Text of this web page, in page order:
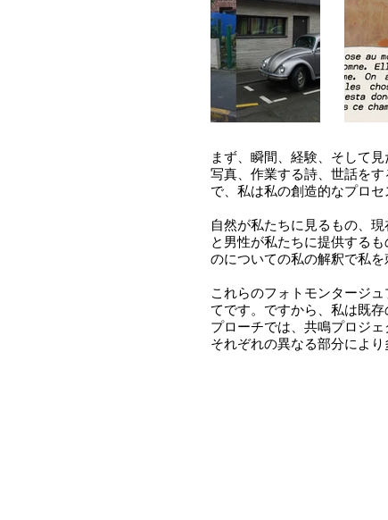
まず、瞬間、経験、そして
写真、作業する詩、世話を
で、私は私の創造的なプロ
自然が私たちに見るもの、
と男性が私たちに提供する
のについての私の解釈で私を
これらのフォトモンタージ
てです。ですから、私は既
プローチでは、共鳴プロジ
それぞれの異なる部分により